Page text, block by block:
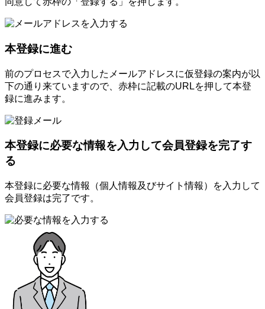
本登録に進む
前のプロセスで入力したメールアドレスに仮登録の案内が以
下の通り来ていますので、赤枠に記載のURLを押して本登
録に進みます。
本登録に必要な情報を入力して会員登録を完了す
る
本登録に必要な情報（個人情報及びサイト情報）を入力して
会員登録は完了です。